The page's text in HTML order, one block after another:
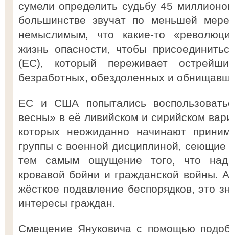
сумели определить судьбу 45
большинстве звучат по меньшей
немыслимым, что какие-то
жизнь опасности, чтобы
(ЕС), который переживает
безработных, обездоленных и
ЕС и США попытались
весны» в её ливийском и сирийском
которых неожиданно начинают
группы с военной дисциплиной,
тем самым ощущение того, что над
кровавой бойни и гражданской войны.
жёсткое подавление беспорядков, это
интересы граждан.
Смещение Януковича с помощью